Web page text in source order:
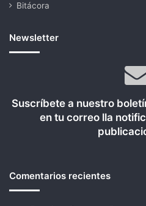
Bitácora
Newsletter
Suscríbete a nuestro
en tu correo lla
Comentarios recientes